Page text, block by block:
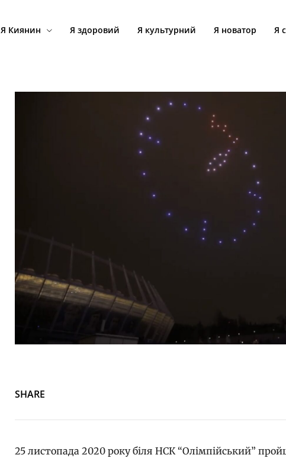
Я Киянин Я здоровий Я культурний Я новатор Я
SHARE
25 листопада 2020 року біля НСК “Олімпійський”